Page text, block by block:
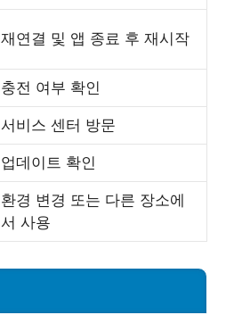
재연결 및 앱 종료 후 재시작
충전 여부 확인
서비스 센터 방문
업데이트 확인
환경 변경 또는 다른 장소에
서 사용